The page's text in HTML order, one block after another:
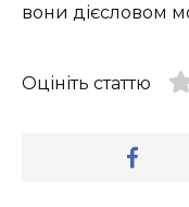
вони дієсловом
Оцініть статтю